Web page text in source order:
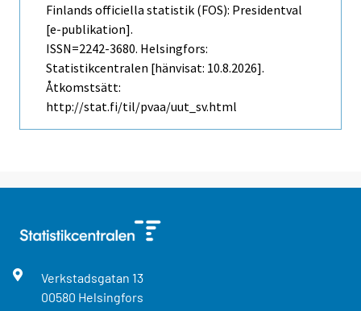
Finlands officiella statistik (FOS): Presidentval
[e-publikation].
ISSN=2242-3680. Helsingfors:
Statistikcentralen [hänvisat: 10.8.2026].
Åtkomstsätt:
http://stat.fi/til/pvaa/uut_sv.html
Verkstadsgatan 13
00580 Helsingfors